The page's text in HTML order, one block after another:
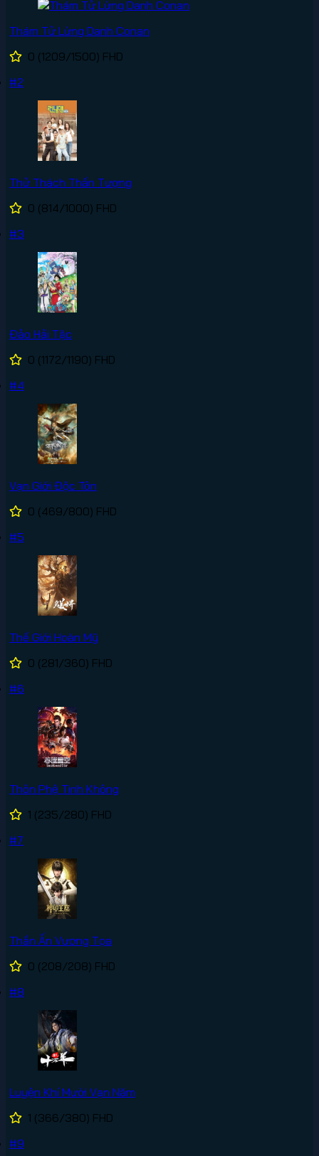
Thám Tử Lừng Danh Conan
0 (1209/1500) FHD
#2
Thử Thách Thần Tượng
0 (814/1000) FHD
#3
Đảo Hải Tặc
0 (1172/1190) FHD
#4
Vạn Giới Độc Tôn
0 (469/800) FHD
#5
Thế Giới Hoàn Mỹ
0 (281/360) FHD
#6
Thôn Phệ Tinh Không
1 (235/280) FHD
#7
Thần Ấn Vương Tọa
0 (208/208) FHD
#8
Luyện Khí Mười Vạn Năm
1 (366/380) FHD
#9